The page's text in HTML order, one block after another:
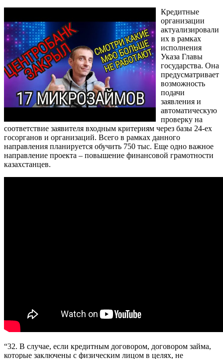
Кредитные
организации
актуализировали
их в рамках
исполнения
Указа Главы
государства. Она
предусматривает
возможность
подачи
заявления и
автоматическую
проверку на
соответствие заявителя входным критериям через базы 24-ех
госорганов и организаций. Всего в рамках данного
направления планируется обучить 750 тыс. Еще одно важное
направление проекта – повышение финансовой грамотности
казахстанцев.
“32. В случае, если кредитным договором, договором займа,
которые заключены с физическим лицом в целях, не